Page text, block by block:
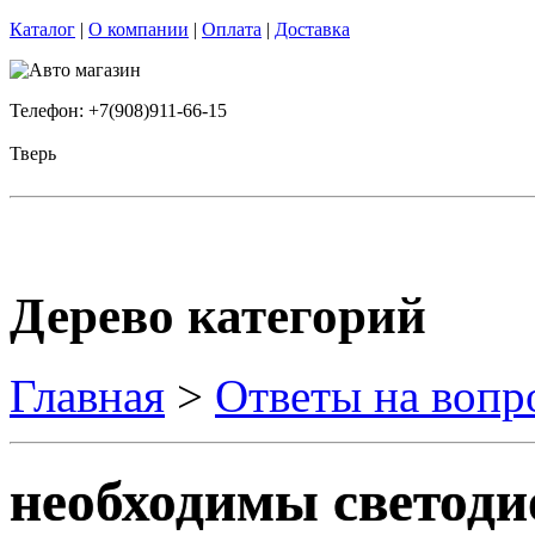
Каталог | О компании | Оплата | Доставка
Телефон: +7(908)911-66-15
Тверь
Дерево категорий
Главная > Ответы на
необходимы